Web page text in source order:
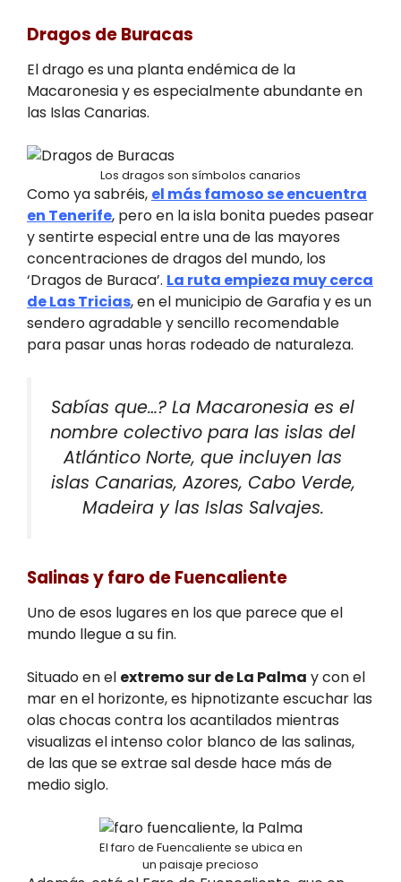
Dragos de Buracas
El drago es una planta endémica de la
Macaronesia y es especialmente abundante en
las Islas Canarias.
Los dragos son símbolos canarios
Como ya sabréis, el más famoso se encuentra
en Tenerife, pero en la isla bonita puedes pasear
y sentirte especial entre una de las mayores
concentraciones de dragos del mundo, los
‘Dragos de Buraca’. La ruta empieza muy cerca
de Las Tricias, en el municipio de Garafia y es un
sendero agradable y sencillo recomendable
para pasar unas horas rodeado de naturaleza.
Sabías que…? La Macaronesia es el
nombre colectivo para las islas del
Atlántico Norte, que incluyen las
islas Canarias, Azores, Cabo Verde,
Madeira y las Islas Salvajes.
Salinas y faro de Fuencaliente
Uno de esos lugares en los que parece que el
mundo llegue a su fin.
Situado en el extremo sur de La Palma y con el
mar en el horizonte, es hipnotizante escuchar las
olas chocas contra los acantilados mientras
visualizas el intenso color blanco de las salinas,
de las que se extrae sal desde hace más de
medio siglo.
El faro de Fuencaliente se ubica en
un paisaje precioso